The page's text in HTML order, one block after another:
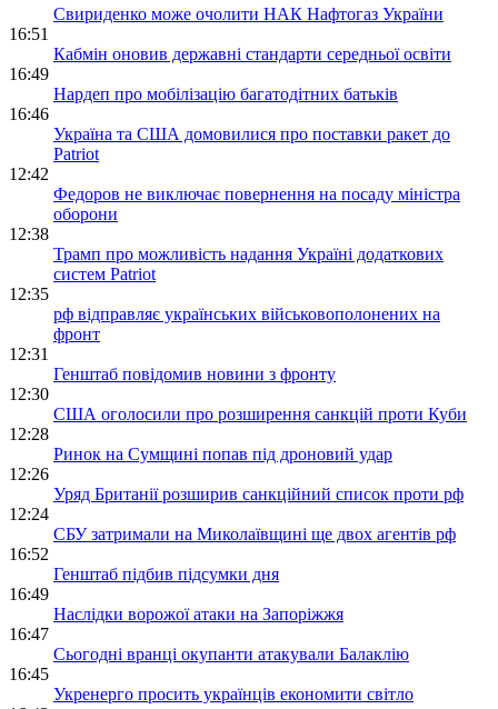
Свириденко може очолити НАК Нафтогаз України
16:51
Кабмін оновив державні стандарти середньої освіти
16:49
Нардеп про мобілізацію багатодітних батьків
16:46
Україна та США домовилися про поставки ракет до
Patriot
12:42
Федоров не виключає повернення на посаду міністра
оборони
12:38
Трамп про можливість надання Україні додаткових
систем Patriot
12:35
рф відправляє українських військовополонених на
фронт
12:31
Генштаб повідомив новини з фронту
12:30
США оголосили про розширення санкцій проти Куби
12:28
Ринок на Сумщині попав під дроновий удар
12:26
Уряд Британії розширив санкційний список проти рф
12:24
СБУ затримали на Миколаївщині ще двох агентів рф
16:52
Генштаб підбив підсумки дня
16:49
Наслідки ворожої атаки на Запоріжжя
16:47
Сьогодні вранці окупанти атакували Балаклію
16:45
Укренерго просить українців економити світло